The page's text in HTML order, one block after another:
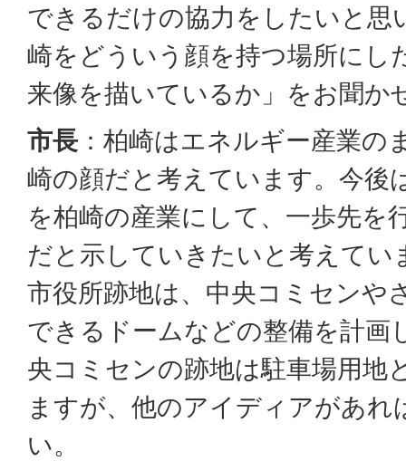
できるだけの協力をしたいと思
崎をどういう顔を持つ場所にし
来像を描いているか」をお聞か
市長 ：柏崎はエネルギー産業の
崎の顔だと考えています。今後
を柏崎の産業にして、一歩先を
だと示していきたいと考えてい
市役所跡地は、中央コミセンや
できるドームなどの整備を計画
央コミセンの跡地は駐車場用地
ますが、他のアイディアがあれ
い。